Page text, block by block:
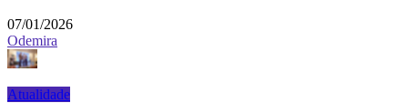
07/01/2026
Odemira
Atualidade